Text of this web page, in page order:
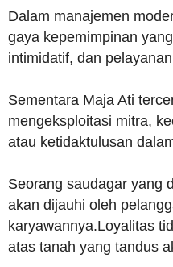
Dalam manajemen
gaya kepemimpinan
intimidatif, dan
Sementara Maja Ati
mengeksploitasi mitra,
atau ketidaktulusan
Seorang saudagar yang
akan dijauhi oleh
karyawannya.Loyalitas
atas tanah yang tandus